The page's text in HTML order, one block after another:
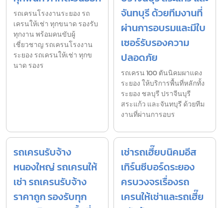
รถเครนโรงงานระยอง รถ
เครนให้เช่า ทุกขนาด รองรับ
ทุกงาน พร้อมคนขับผู้
เชี่ยวชาญ รถเครนโรงงาน
ระยอง รถเครนให้เช่า ทุกข
นาด รองร
จันทบุรี ด้วยทีมงานที่
ผ่านการอบรมและมีใบ
เซอร์รับรองความ
ปลอดภัย
รถเครน 100 ตันนิคมผาแดง
ระยอง ให้บริการพื้นที่หลักทั้ง
ระยอง ชลบุรี ปราจีนบุรี
สระแก้ว และจันทบุรี ด้วยทีม
งานที่ผ่านการอบร
รถเครนรับจ้าง
หนองใหญ่ รถเครนให้
เช่า รถเครนรับจ้าง
ราคาถูก รองรับทุก
เช่ารถเฮี๊ยบนิคมอีส
เทิร์นซีบอร์ดระยอง
ครบวงจรเรื่องรถ
เครนให้เช่าและรถเฮี๊ย